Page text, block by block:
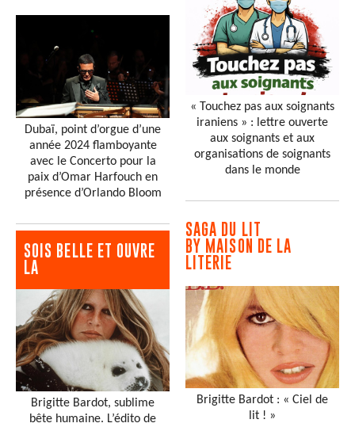
Dubaï, point d’orgue d’une
année 2024 flamboyante
avec le Concerto pour la
paix d’Omar Harfouch en
présence d’Orlando Bloom
SOIS BELLE ET OUVRE
LA
Brigitte Bardot, sublime
bête humaine. L’édito de
« Touchez pas aux soignants
iraniens » : lettre ouverte
aux soignants et aux
organisations de soignants
dans le monde
SAGA DU LIT
BY MAISON DE LA
LITERIE
Brigitte Bardot : « Ciel de
lit ! »